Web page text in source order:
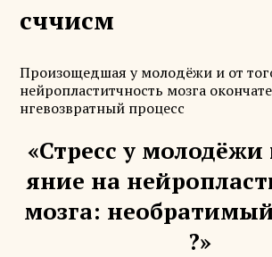
сччисм
Произощедшая у молодёжи и от
нейропластитчность мозга
нгевозвратный процесс
«Стресс у молодёжи
яние на
мозга:
?»